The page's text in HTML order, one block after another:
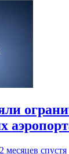
месяцев спустя